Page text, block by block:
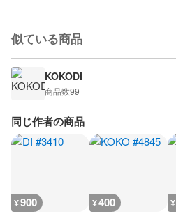
似ている商品
KOKODI
商品数99
同じ作者の商品
¥900 ¥400 ¥